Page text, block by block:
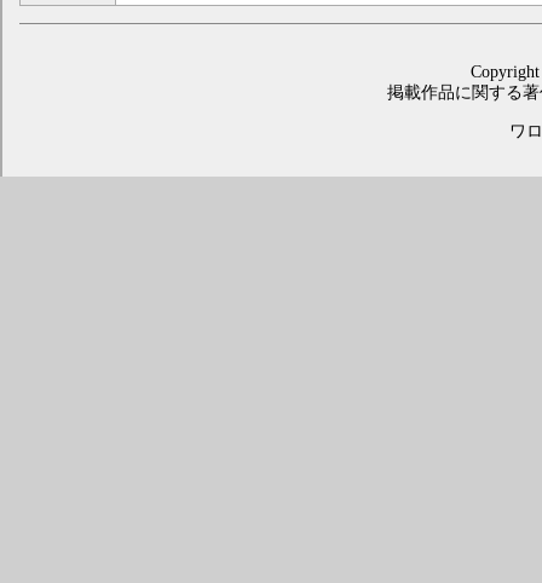
掲載作品に関する
ワ